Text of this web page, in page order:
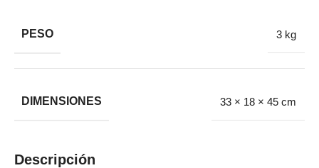
PESO 3 kg
DIMENSIONES 33 × 18 × 45 cm
Descripción